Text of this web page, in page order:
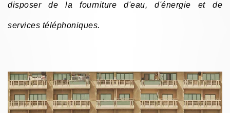
disposer de la fourniture d'eau, d'énergie et de
services téléphoniques.